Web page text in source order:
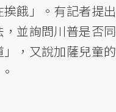
餓」。有記者提出
並詢問川普是否同
，又說加薩兒童的